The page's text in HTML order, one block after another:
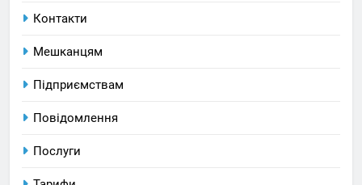
Контакти
Мешканцям
Підприємствам
Повідомлення
Послуги